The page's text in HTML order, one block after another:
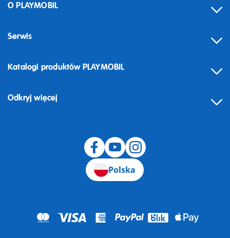
O PLAYMOBIL
Serwis
Odstąpienie od umowy
Katalogi produktów PLAYMOBIL
Odkryj więcej
Polska